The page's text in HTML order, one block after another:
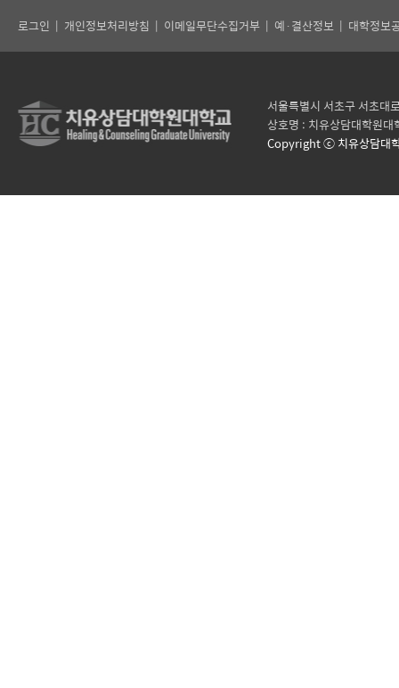
로그인 | 개인정보처리방침 | 이메일무단수집거부 | 예·결산정보 | 대학정보
서울특별시 서초구 서
상호명 : 치유상담대학원
Copyright ⓒ 치유상담대